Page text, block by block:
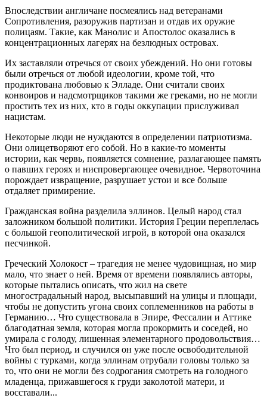
Впоследствии англичане посмеялись над ветеранами
Сопротивления, разоружив партизан и отдав их оружие
полицаям. Такие, как Манолис и Апостолос оказались в
концентрационных лагерях на безлюдных островах.
Их заставляли отречься от своих убеждений. Но они готовы
были отречься от любой идеологии, кроме той, что
продиктована любовью к Элладе. Они считали своих
конвоиров и надсмотрщиков такими же греками, но не могли
простить тех из них, кто в годы оккупации прислуживал
нацистам.
Некоторые люди не нуждаются в определении патриотизма.
Они олицетворяют его собой. Но в какие-то моменты
истории, как червь, появляется сомнение, разлагающее память
о павших героях и ниспровергающее очевидное. Червоточина
порождает извращение, разрушает устои и все больше
отдаляет примирение.
Гражданская война разделила эллинов. Целый народ стал
заложником большой политики. История Греции переплелась
с большой геополитической игрой, в которой она оказался
песчинкой.
Греческий Холокост – трагедия не менее чудовищная, но мир
мало, что знает о ней. Время от времени появлялись авторы,
которые пытались описать, что жил на свете
многострадальный народ, высыпавший на улицы и площади,
чтобы не допустить угона своих соплеменников на работы в
Германию… Что существовала в Эпире, Фессалии и Аттике
благодатная земля, которая могла прокормить и соседей, но
умирала с голоду, лишенная элементарного продовольствия…
Что был период, и случился он уже после освободительной
войны с турками, когда эллинам отрубали головы только за
то, что они не могли без содрогания смотреть на голодного
младенца, прижавшегося к груди заколотой матери, и
восставали...